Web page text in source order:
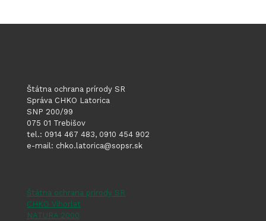
Štátna ochrana prírody SR
Správa CHKO Latorica
SNP 200/99
075 01 Trebišov
tel.: 0914 467 483, 0910 454 902
e-mail: chko.latorica@sopsr.sk
Štátna ochrana prírody SR
CHKO Vihorlat
NATURA 2000